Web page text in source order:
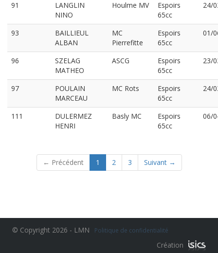
91
LANGLIN
NINO
Houlme MV
Espoirs
65cc
24/
93
BAILLIEUL
ALBAN
MC
Pierrefitte
Espoirs
65cc
01/
96
SZELAG
MATHEO
ASCG
Espoirs
65cc
23/
97
POULAIN
MARCEAU
MC Rots
Espoirs
65cc
24/
111
DULERMEZ
HENRI
Basly MC
Espoirs
65cc
06/
← Précédent 1 (current)
2 3 Suivant →
© Copyright 2026 - LMN Politique de confidentialité
Création